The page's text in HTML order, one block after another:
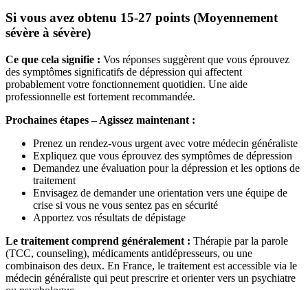
Si vous avez obtenu 15-27 points (Moyennement
sévère à sévère)
Ce que cela signifie : Vos réponses suggèrent que vous éprouvez
des symptômes significatifs de dépression qui affectent
probablement votre fonctionnement quotidien. Une aide
professionnelle est fortement recommandée.
Prochaines étapes – Agissez maintenant :
Prenez un rendez-vous urgent avec votre médecin généraliste
Expliquez que vous éprouvez des symptômes de dépression
Demandez une évaluation pour la dépression et les options de
traitement
Envisagez de demander une orientation vers une équipe de
crise si vous ne vous sentez pas en sécurité
Apportez vos résultats de dépistage
Le traitement comprend généralement : Thérapie par la parole
(TCC, counseling), médicaments antidépresseurs, ou une
combinaison des deux. En France, le traitement est accessible via le
médecin généraliste qui peut prescrire et orienter vers un psychiatre